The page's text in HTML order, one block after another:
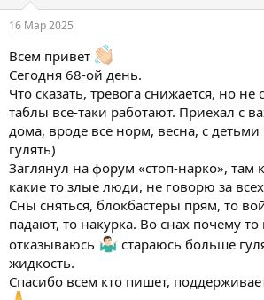
16 Мар 2025
Всем привет
Сегодня 68-ой день.
Что сказать, тревога снижается, но
таблы все-таки работают. Приехал с
дома, вроде все норм, весна, с
гулять)
Заглянул на форум «стоп-нарко», там
какие то злые люди, не говорю за
Сны сняться, блокбастеры прям, то
падают, то накурка. Во снах почему то
отказываюсь
стараюсь больше
жидкость.
Спасибо всем кто пишет,